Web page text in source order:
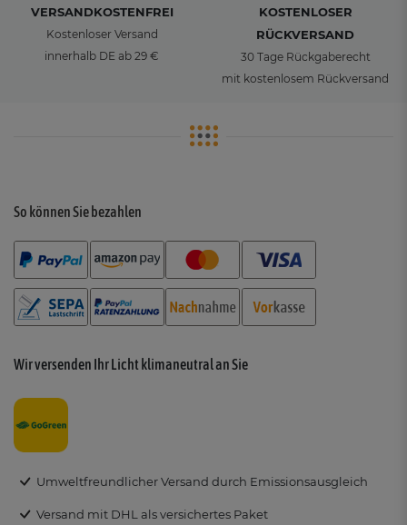
VERSANDKOSTENFREI
Kostenloser Versand
innerhalb DE ab 29 €
KOSTENLOSER
RÜCKVERSAND
30 Tage Rückgaberecht
mit kostenlosem Rückversand
So können Sie bezahlen
Wir versenden Ihr Licht klimaneutral an Sie
Umweltfreundlicher Versand durch Emissionsausgleich
Versand mit DHL als versichertes Paket